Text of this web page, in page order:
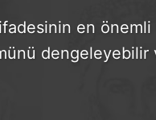
en
dengeleyebilir